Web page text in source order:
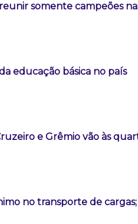
somente campeões
educação básica no país
e Grêmio vão às
no transporte de